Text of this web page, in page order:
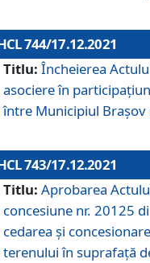
744/17.12.2021
Titlu: Încheierea
asociere în
între Municipiul Brașov
743/17.12.2021
Titlu: Aprobarea
concesiune nr. 20125
cedarea și
terenului în suprafață